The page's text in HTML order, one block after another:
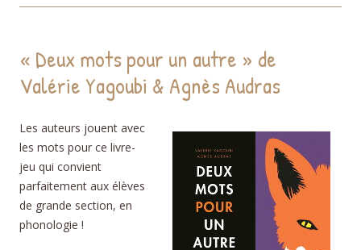
« Deux mots pour un autre » de
Valérie Yagoubi & Agnès Audras
Les auteurs jouent avec
les mots pour ce livre-
jeu qui convient
parfaitement aux élèves
de grande section, en
phonologie !